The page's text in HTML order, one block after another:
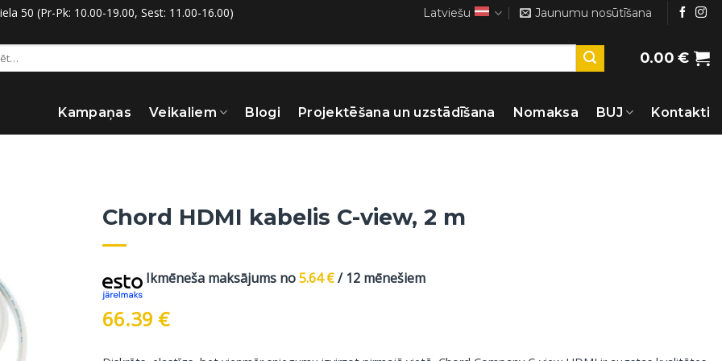
50 (Pr-Pk: 10.00-19.00, Sest: 11.00-16.00) Latviešu Jaunumu nosūtīšana
0.00€
Kampaņas Veikaliem Blogi Projektēšana un uzstādīšana Nomaksa BUJ Kontakti
Chord HDMI kabelis C-view, 2 m
Ikmēneša maksājums no5.64€/ 12 mēnešiem
66.39 €